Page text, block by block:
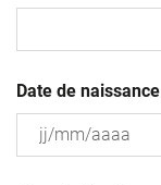
Date de naissance